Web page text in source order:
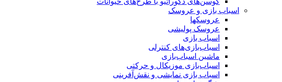
اسباب بازی و عروسک
عروسکها
عروسک پولیشی
اسباب بازی
اسباب‌بازی‌های کنترلی
ماشین اسباب‌بازی
اسباب‌بازی موزیکال و حرکتی
اسباب بازی نمایشی و نقش‌آفرینی